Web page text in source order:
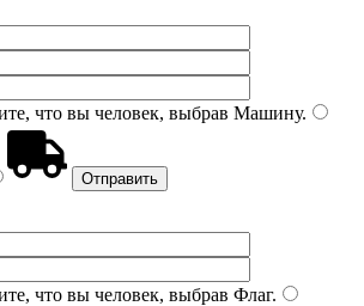
что вы человек, выбрав Машину.
что вы человек, выбрав Флаг.